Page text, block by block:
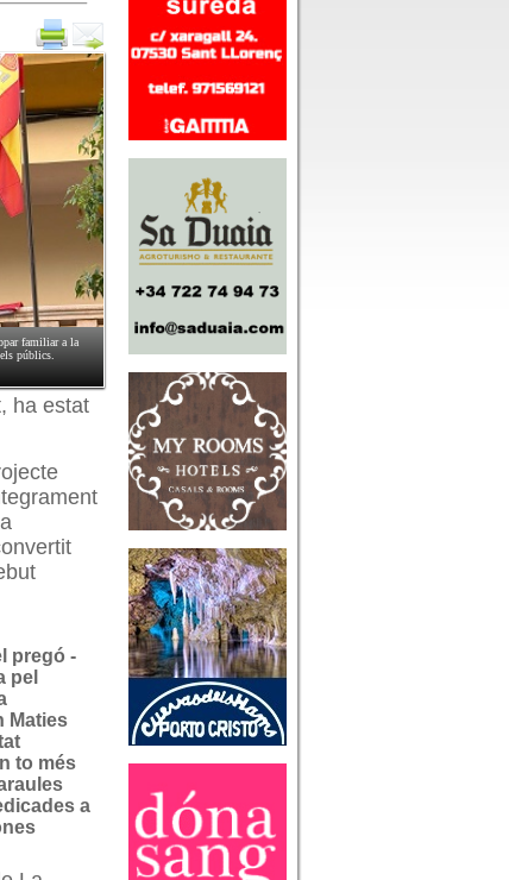
familiar a la
públics.
ha estat
pregó -
pel
Maties
to més
a